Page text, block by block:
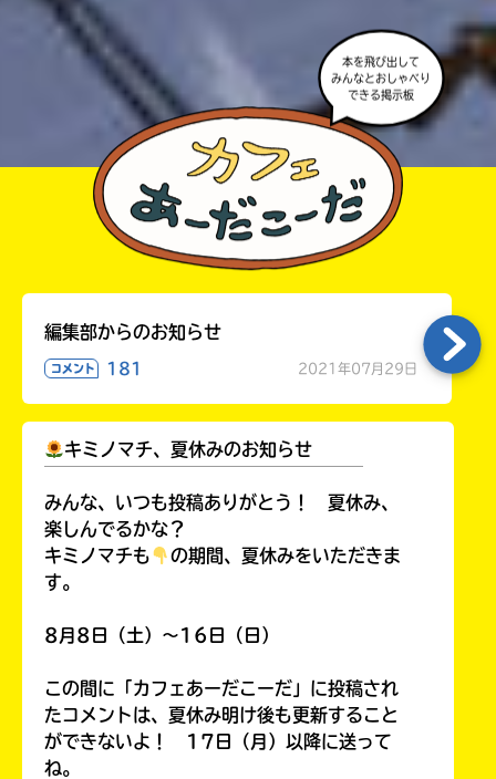
本を飛び出して
みんなとおしゃべり
できる掲示板
編集部からのお知らせ
コメント 181 2021年07月29日
キミノマチ、夏休みのお知らせ
みんな、いつも投稿ありがとう！ 夏休み、
楽しんでるかな？
キミノマチも
の期間、夏休みをいただきま
す。
8月8日（土）～16日（日）
この間に「カフェあーだこーだ」に投稿され
たコメントは、夏休み明け後も更新すること
ができないよ！ 17日（月）以降に送って
ね。